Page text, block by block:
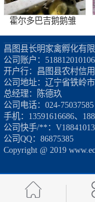
霍尔多巴吉鹅鹅雏
东北笨鸡
笨鸡雏
昌图县长明家禽孵化有
公司账户：
开户行：昌图县农村信
公司地址：辽宁省铁岭
总经理：陈德玖
公司电话：024-75037585
手机：13591616686、
公司快手/**：
公司QQ：86875385
Copyright @ 2019